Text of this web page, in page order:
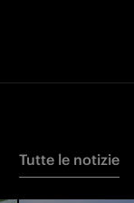
Tutte le notizie